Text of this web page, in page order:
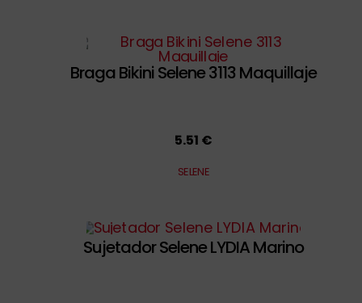
Braga Bikini Selene 3113 Maquillaje
5.51 €
SELENE
Sujetador Selene LYDIA Marino